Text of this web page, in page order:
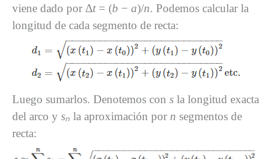
viene dado por Δt= (b − a)/n. Podemos calcular la
longitud de cada segmento de recta:
Luego sumarlos. Denotemos con s la longitud exacta
del arco y sₙ la aproximación por n segmentos de
recta: